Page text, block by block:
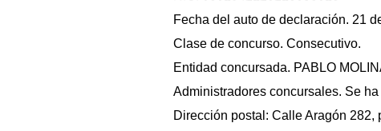
Fecha del auto de declaración. 21
Clase de concurso. Consecutivo.
Entidad concursada. PABLO
Administradores concursales. Se
Dirección postal: Calle Aragón 282,